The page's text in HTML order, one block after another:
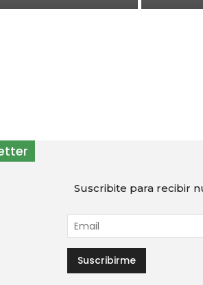
Suscribite para recibir